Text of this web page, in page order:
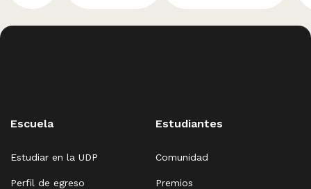
Escuela
Estudiar en la UDP
Perfil de egreso
Estudiantes
Comunidad
Premios